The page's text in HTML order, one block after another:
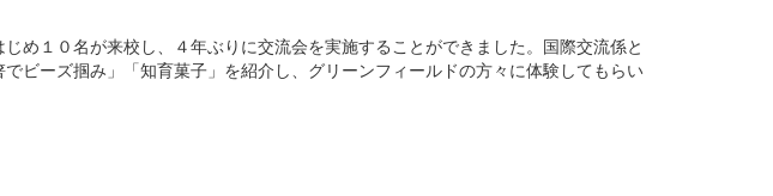
１０名が来校し、４年ぶりに交流会を実施することができました。国際交流係と
ビーズ掴み」「知育菓子」を紹介し、グリーンフィールドの方々に体験してもらい